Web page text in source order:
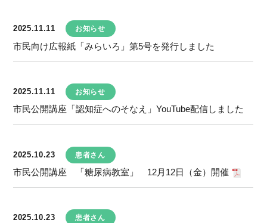
2025.11.11 お知らせ
市民向け広報紙「みらいろ」第5号を発行しました
2025.11.11 お知らせ
市民公開講座「認知症へのそなえ」YouTube配信しました
2025.10.23 患者さん
市民公開講座 「糖尿病教室」 12月12日（金）開催
2025.10.23 患者さん